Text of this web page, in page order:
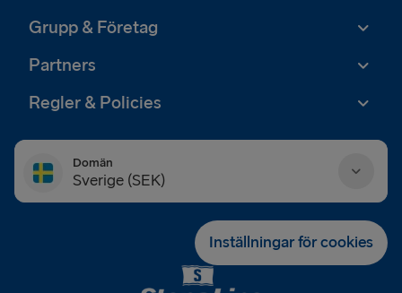
Grupp & Företag
Partners
Regler & Policies
Domän
Sverige (SEK)
Inställningar för cookies